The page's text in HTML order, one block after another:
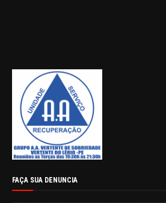
FAÇA SUA DENUNCIA